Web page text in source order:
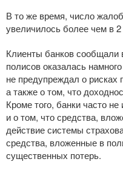
В то же время, число
увеличилось более чем в 2
Клиенты банков сообщали
полисов оказалась
не предупреждал о рисках
а также о том, что
Кроме того, банки часто
и о том, что средства,
действие системы
средства, вложенные в
существенных потерь.